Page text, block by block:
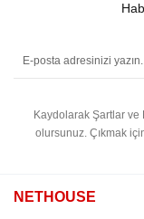
Kaydolarak Şartlar ve
olursunuz. Çıkmak
NETHOUSE